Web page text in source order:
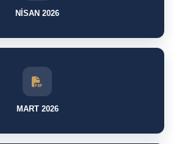
NİSAN 2026
MART 2026